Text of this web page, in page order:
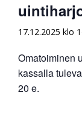
17.12.2025 klo
Omatoiminen
kassalla
20 e.